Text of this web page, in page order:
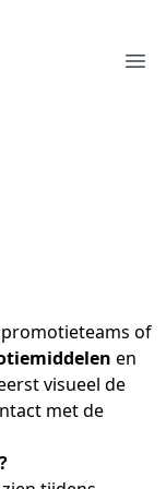
of
en
visueel de
met de